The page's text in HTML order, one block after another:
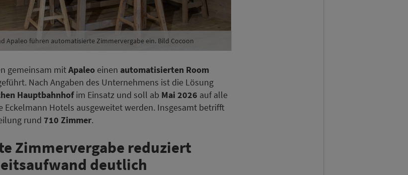
Apaleo führen automatisierte Zimmervergabe ein. Bild Cocoon
gemeinsam mitApaleo einen automatisierten Room
Nach Angaben des Unternehmens ist die Lösung
Hauptbahnhofim Einsatz und soll ab Mai 2026 auf alle
Eckelmann Hotels ausgeweitet werden. Insgesamt betrifft
rund 710 Zimmer.
Zimmervergabe reduziert
deutlich